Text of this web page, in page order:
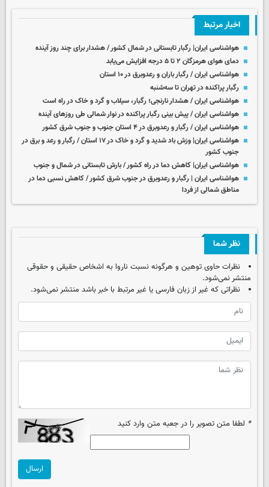
اخبار مرتبط
هواشناسی ایران| رگبار تابستانی در شمال کشور / هشدار برای چند روز آینده
دمای هوای هرمزگان ۲ تا ۵ درجه افزایش می‌یابد
هواشناسی ایران / رگبار باران و رعدوبرق در ۱۰ استان
رگبار پراکنده در تهران تا سه‌شنبه
هواشناسی ایران / هشدار نارنجی؛ رگبار، سیلاب و گرد و خاک در راه است
هواشناسی ایران / ­پیش بینی رگبار پراکنده در نوار شمالی طی روزهای آینده
هواشناسی ایران / رگبار و رعدوبرق در ۴ استان جنوب و جنوب شرق کشور
هواشناسی ایران| وزش باد شدید و گرد و خاک در ۱۷ استان / رگبار و رعد و برق در
جنوب کشور
هواشناسی ایران| کاهش دما در راه کشور / بارش تابستانی در شمال و جنوب
هواشناسی ایران | رگبار و رعدوبرق در جنوب شرق کشور / کاهش نسبی دما در
مناطق شمالی از فردا
نظر شما
نظرات حاوی توهین و هرگونه نسبت ناروا به اشخاص حقیقی و حقوقی
منتشر نمی‌شود.
نظراتی که غیر از زبان فارسی یا غیر مرتبط با خبر باشد منتشر نمی‌شود.
* لطفا متن تصویر را در جعبه متن وارد کنید
ارسال